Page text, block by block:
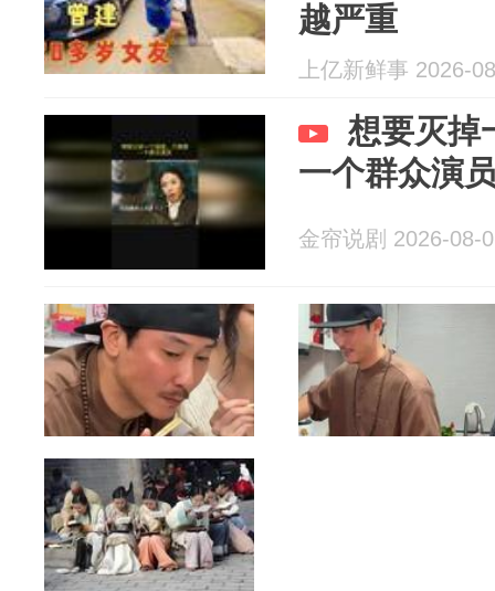
越严重
上亿新鲜事 2026-
想要灭掉
一个群众演
金帘说剧 2026-08-